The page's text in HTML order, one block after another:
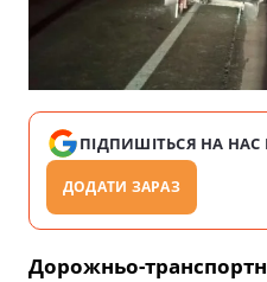
ПІДПИШІТЬСЯ НА НАС В
ДОДАТИ ЗАРАЗ
Дорожньо-